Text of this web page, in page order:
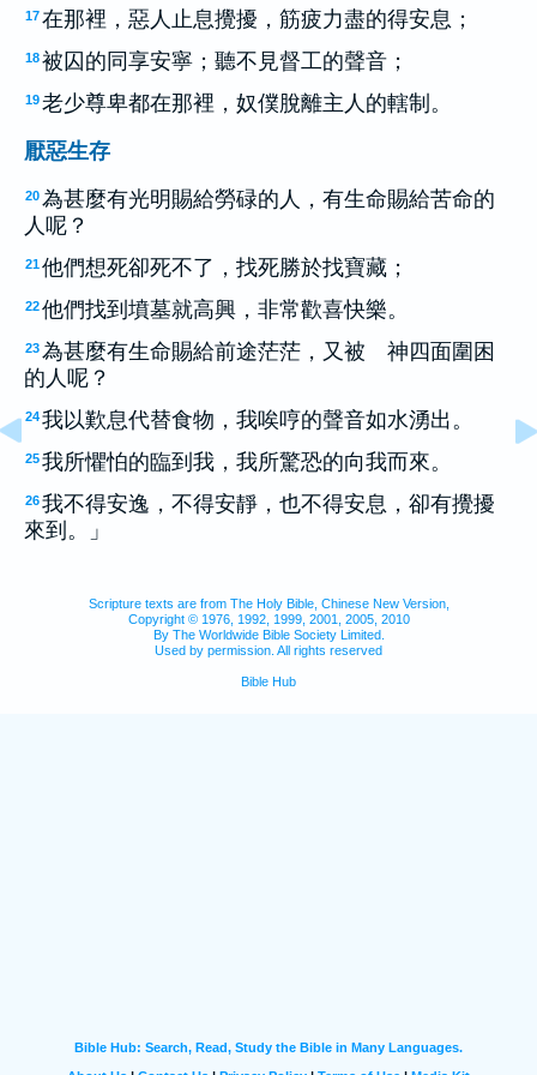
17在那裡，惡人止息攪擾，筋疲力盡的得安息；
18被囚的同享安寧；聽不見督工的聲音；
19老少尊卑都在那裡，奴僕脫離主人的轄制。
厭惡生存
20為甚麼有光明賜給勞碌的人，有生命賜給苦命的
人呢？
21他們想死卻死不了，找死勝於找寶藏；
22他們找到墳墓就高興，非常歡喜快樂。
23為甚麼有生命賜給前途茫茫，又被 神四面圍困
的人呢？
24我以歎息代替食物，我唉哼的聲音如水湧出。
25我所懼怕的臨到我，我所驚恐的向我而來。
26我不得安逸，不得安靜，也不得安息，卻有攪擾
來到。」
Scripture texts are from The Holy Bible, Chinese New Version,
Copyright © 1976, 1992, 1999, 2001, 2005, 2010
By The Worldwide Bible Society Limited.
Used by permission. All rights reserved
Bible Hub